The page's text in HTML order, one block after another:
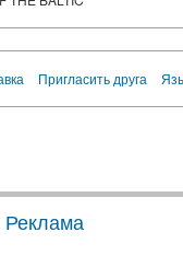
Пригласить друга
Реклама